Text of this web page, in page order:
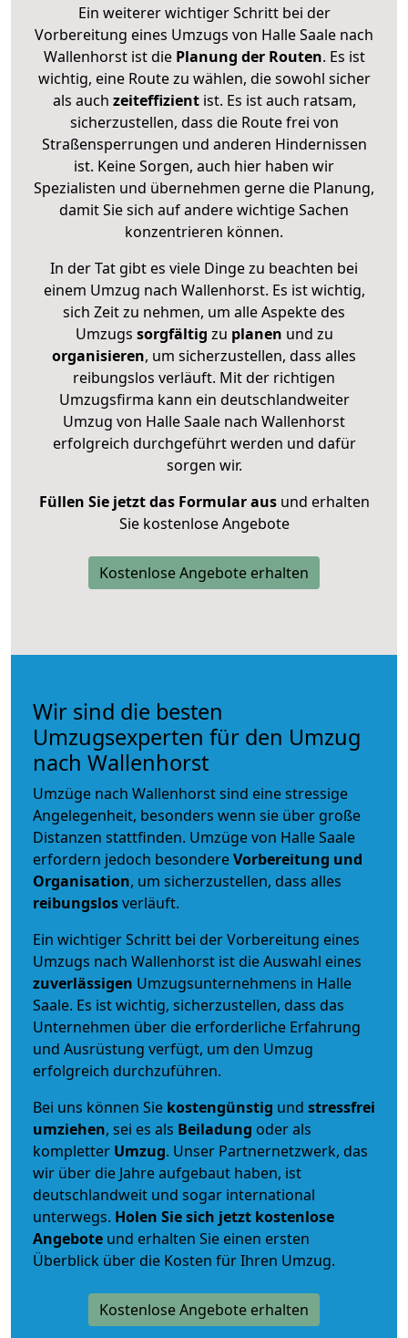
Ein weiterer wichtiger Schritt bei der
Vorbereitung eines Umzugs von Halle Saale nach
Wallenhorst ist diePlanung der Routen. Es ist
wichtig, eine Route zu wählen, die sowohl sicher
als auch zeiteffizientist. Es ist auch ratsam,
sicherzustellen, dass die Route frei von
Straßensperrungen und anderen Hindernissen
ist. Keine Sorgen, auch hier haben wir
Spezialisten und übernehmen gerne die Planung,
damit Sie sich auf andere wichtige Sachen
konzentrieren können.
In der Tat gibt es viele Dinge zu beachten bei
einem Umzug nach Wallenhorst. Es ist wichtig,
sich Zeit zu nehmen, um alle Aspekte des
Umzugs sorgfältig zu planen und zu
organisieren, um sicherzustellen, dass alles
reibungslos verläuft. Mit der richtigen
Umzugsfirma kann ein deutschlandweiter
Umzug von Halle Saale nach Wallenhorst
erfolgreich durchgeführt werden und dafür
sorgen wir.
Füllen Sie jetzt das Formular ausund erhalten
Sie kostenlose Angebote
Kostenlose Angebote erhalten
Wir sind die besten
Umzugsexperten für den Umzug
nach Wallenhorst
Umzüge nach Wallenhorst sind eine stressige
Angelegenheit, besonders wenn sie über große
Distanzen stattfinden. Umzüge von Halle Saale
erfordern jedoch besondereVorbereitung und
Organisation, um sicherzustellen, dass alles
reibungslosverläuft.
Ein wichtiger Schritt bei der Vorbereitung eines
Umzugs nach Wallenhorst ist die Auswahl eines
zuverlässigen Umzugsunternehmens in Halle
Saale. Es ist wichtig, sicherzustellen, dass das
Unternehmen über die erforderliche Erfahrung
und Ausrüstung verfügt, um den Umzug
erfolgreich durchzuführen.
Bei uns können Sie kostengünstig und stressfrei
umziehen, sei es als Beiladung oder als
kompletter Umzug. Unser Partnernetzwerk, das
wir über die Jahre aufgebaut haben, ist
deutschlandweit und sogar international
unterwegs. Holen Sie sich jetzt kostenlose
Angebote und erhalten Sie einen ersten
Überblick über die Kosten für Ihren Umzug.
Kostenlose Angebote erhalten